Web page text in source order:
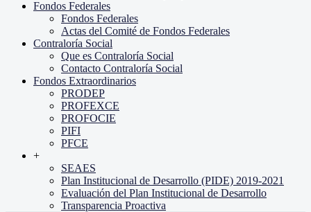
Fondos Federales
Fondos Federales
Actas del Comité de Fondos Federales
Contraloría Social
Que es Contraloría Social
Contacto Contraloría Social
Fondos Extraordinarios
PRODEP
PROFEXCE
PROFOCIE
PIFI
PFCE
+
SEAES
Plan Institucional de Desarrollo (PIDE) 2019-2021
Evaluación del Plan Institucional de Desarrollo
Transparencia Proactiva